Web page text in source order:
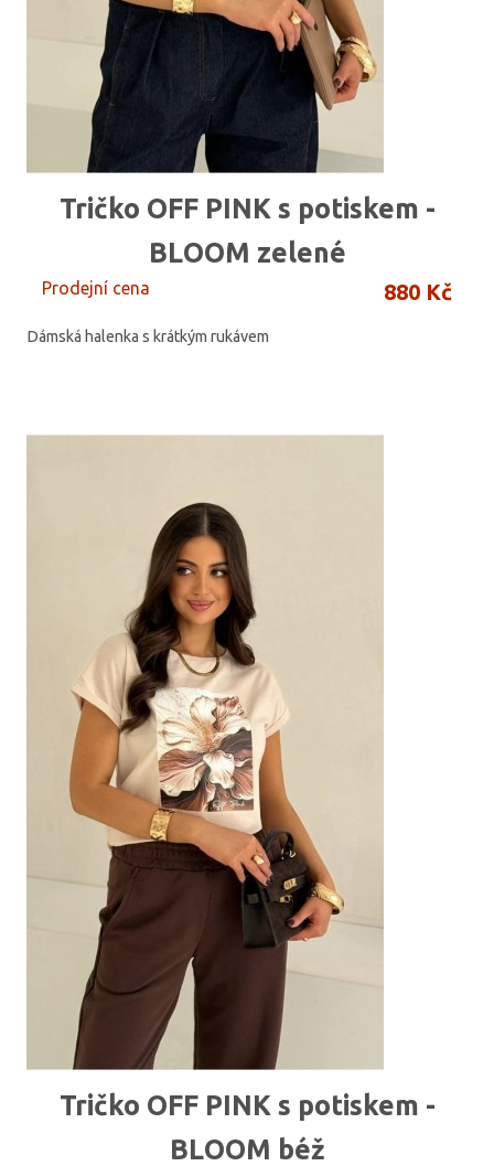
Tričko OFF PINK s potiskem -
BLOOM zelené
Prodejní cena 880 Kč
Dámská halenka s krátkým rukávem
Tričko OFF PINK s potiskem -
BLOOM béž